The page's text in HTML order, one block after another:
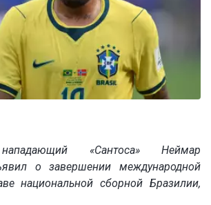
«Сантоса» Неймар
о завершении международной
национальной сборной Бразилии,